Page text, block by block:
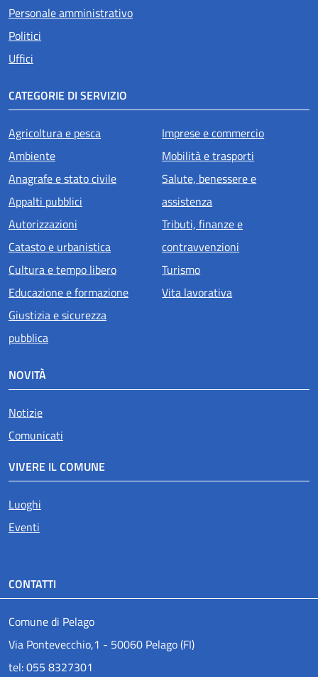
Personale amministrativo
Politici
Uffici
CATEGORIE DI SERVIZIO
Agricoltura e pesca
Ambiente
Anagrafe e stato civile
Appalti pubblici
Autorizzazioni
Catasto e urbanistica
Cultura e tempo libero
Educazione e formazione
Giustizia e sicurezza
pubblica
Imprese e commercio
Mobilità e trasporti
Salute, benessere e
assistenza
Tributi, finanze e
contravvenzioni
Turismo
Vita lavorativa
NOVITÀ
Notizie
Comunicati
VIVERE IL COMUNE
Luoghi
Eventi
CONTATTI
Comune di Pelago
Via Pontevecchio,1 - 50060 Pelago (FI)
tel: 055 8327301